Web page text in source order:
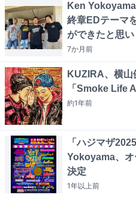
Ken
終章EDテーマ
ができたと思い
7か月前
KUZIRA、横山
「Smoke Life
約1年前
「ハジマザ
Yokoyama、オ
決定
1年以上前